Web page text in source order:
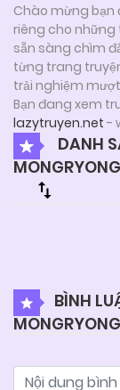
Chào mừng bạn
riêng cho những
sẵn sàng chìm
từng trang
trải nghiệm
Bạn đang xem
lazytruyen.net -
DANH
BÌNH